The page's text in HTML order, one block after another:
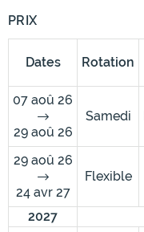
PRIX
Dates Rotation
07 aoû 26
29 aoû 26
Samedi
29 aoû 26
24 avr 27
Flexible
2027